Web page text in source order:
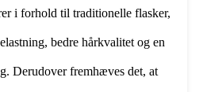
i forhold til traditionelle flasker,
bedre hårkvalitet og en
Derudover fremhæves det, at